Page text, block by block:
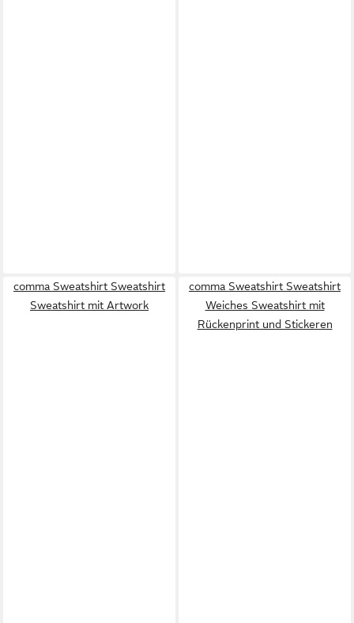
comma Sweatshirt Sweatshirt
Sweatshirt mit Artwork
comma Sweatshirt Sweatshirt
Weiches Sweatshirt mit
Rückenprint und Stickeren